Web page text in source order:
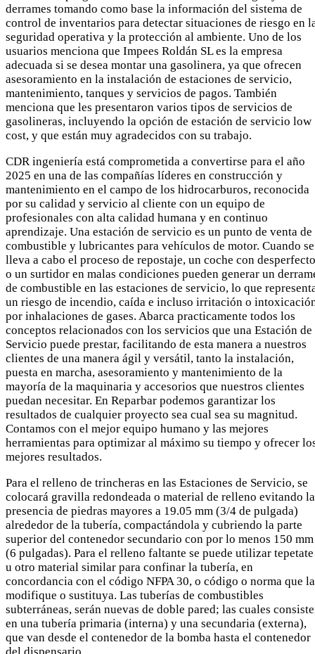
derrames tomando como base la información del sistema de
control de inventarios para detectar situaciones de riesgo en
seguridad operativa y la protección al ambiente. Uno de los
usuarios menciona que Impees Roldán SL es la empresa
adecuada si se desea montar una gasolinera, ya que ofrecen
asesoramiento en la instalación de estaciones de servicio,
mantenimiento, tanques y servicios de pagos. También
menciona que les presentaron varios tipos de servicios de
gasolineras, incluyendo la opción de estación de servicio low
cost, y que están muy agradecidos con su trabajo.
CDR ingeniería está comprometida a convertirse para el año
2025 en una de las compañías líderes en construcción y
mantenimiento en el campo de los hidrocarburos, reconocida
por su calidad y servicio al cliente con un equipo de
profesionales con alta calidad humana y en continuo
aprendizaje. Una estación de servicio es un punto de venta de
combustible y lubricantes para vehículos de motor. Cuando se
lleva a cabo el proceso de repostaje, un coche con desperfecto
o un surtidor en malas condiciones pueden generar un
de combustible en las estaciones de servicio, lo que
un riesgo de incendio, caída e incluso irritación o
por inhalaciones de gases. Abarca practicamente todos los
conceptos relacionados con los servicios que una Estación de
Servicio puede prestar, facilitando de esta manera a nuestros
clientes de una manera ágil y versátil, tanto la instalación,
puesta en marcha, asesoramiento y mantenimiento de la
mayoría de la maquinaria y accesorios que nuestros clientes
puedan necesitar. En Reparbar podemos garantizar los
resultados de cualquier proyecto sea cual sea su magnitud.
Contamos con el mejor equipo humano y las mejores
herramientas para optimizar al máximo su tiempo y ofrecer
mejores resultados.
Para el relleno de trincheras en las Estaciones de Servicio, se
colocará gravilla redondeada o material de relleno evitando la
presencia de piedras mayores a 19.05 mm (3/4 de pulgada)
alrededor de la tubería, compactándola y cubriendo la parte
superior del contenedor secundario con por lo menos 150 mm
(6 pulgadas). Para el relleno faltante se puede utilizar tepetate
u otro material similar para confinar la tubería, en
concordancia con el código NFPA 30, o código o norma que la
modifique o sustituya. Las tuberías de combustibles
subterráneas, serán nuevas de doble pared; las cuales
en una tubería primaria (interna) y una secundaria (externa),
que van desde el contenedor de la bomba hasta el contenedor